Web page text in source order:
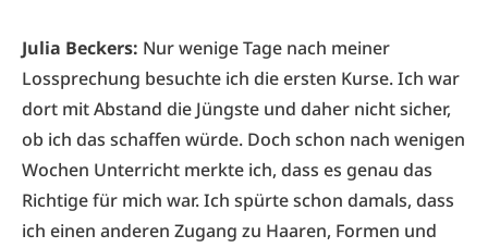
Julia Beckers: Nur wenige Tage nach meiner
Lossprechung besuchte ich die ersten Kurse. Ich war
dort mit Abstand die Jüngste und daher nicht sicher,
ob ich das schaffen würde. Doch schon nach wenigen
Wochen Unterricht merkte ich, dass es genau das
Richtige für mich war. Ich spürte schon damals, dass
ich einen anderen Zugang zu Haaren, Formen und